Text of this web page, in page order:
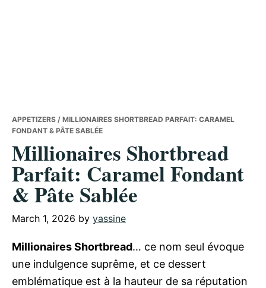
APPETIZERS / MILLIONAIRES SHORTBREAD PARFAIT: CARAMEL
FONDANT & PÂTE SABLÉE
Millionaires Shortbread
Parfait: Caramel Fondant
& Pâte Sablée
March 1, 2026 by yassine
Millionaires Shortbread… ce nom seul évoque
une indulgence suprême, et ce dessert
emblématique est à la hauteur de sa réputation